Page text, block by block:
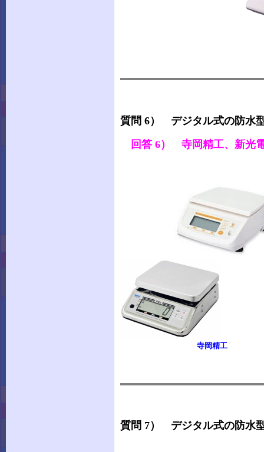
質問 6） デジタル式の防水
回答 6） 寺岡精工、新光
寺岡
質問 7） デジタル式の防水